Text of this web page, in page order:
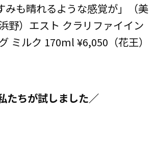
みも晴れるような感覚が」（美
野）エスト クラリファイイン
ミルク 170ml ¥6,050（花王）
たちが試しました／